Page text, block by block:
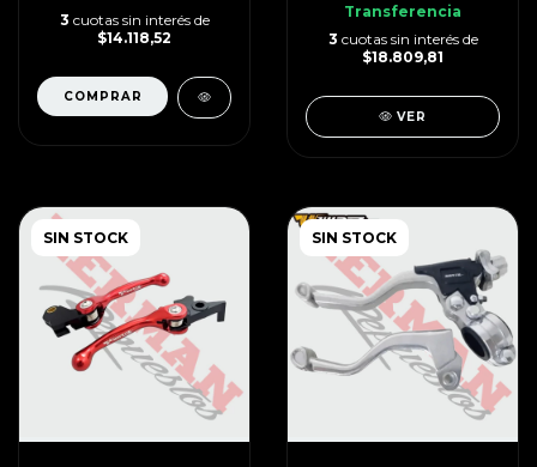
3 cuotas sin interés de
$14.118,52
Transferencia
3 cuotas sin interés de
$18.809,81
VER
SIN STOCK SIN STOCK